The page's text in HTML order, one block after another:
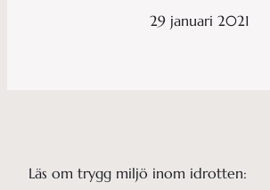
29 januari 2021
Läs om trygg miljö inom idrotten: